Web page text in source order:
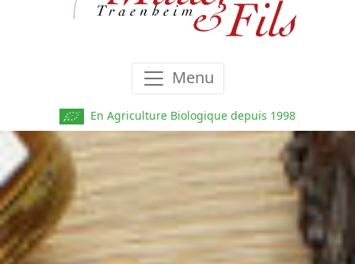
Menu
En Agriculture Biologique depuis 1998